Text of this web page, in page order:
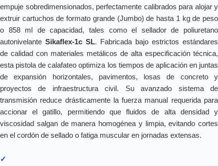
empuje sobredimensionados, perfectamente calibrados para alojar y
extruir cartuchos de formato grande (Jumbo) de hasta 1 kg de peso
o 858 ml de capacidad, tales como el sellador de poliuretano
autonivelante Sikaflex-1c SL. Fabricada bajo estrictos estándares
de calidad con materiales metálicos de alta especificación técnica,
esta pistola de calafateo optimiza los tiempos de aplicación en juntas
de expansión horizontales, pavimentos, losas de concreto y
proyectos de infraestructura civil. Su avanzado sistema de
transmisión reduce drásticamente la fuerza manual requerida para
accionar el gatillo, permitiendo que fluidos de alta densidad y
viscosidad salgan de manera homogénea y limpia, evitando cortes
en el cordón de sellado o fatiga muscular en jornadas extensas.
✓